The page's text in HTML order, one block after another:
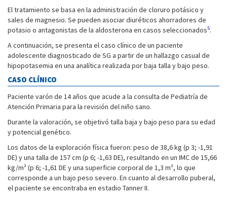
El tratamiento se basa en la administración de cloruro potásico y
sales de magnesio. Se pueden asociar diuréticos ahorradores de
potasio o antagonistas de la aldosterona en casos seleccionados5.
A continuación, se presenta el caso clínico de un paciente
adolescente diagnosticado de SG a partir de un hallazgo casual de
hipopotasemia en una analítica realizada por baja talla y bajo peso.
CASO CLÍNICO
Paciente varón de 14 años que acude a la consulta de Pediatría de
Atención Primaria para la revisión del niño sano.
Durante la valoración, se objetivó talla baja y bajo peso para su edad
y potencial genético.
Los datos de la exploración física fueron: peso de 38,6 kg (p 3; -1,91
DE) y una talla de 157 cm (p 6; -1,63 DE), resultando en un IMC de 15,66
kg/m² (p 6; -1,61 DE y una superficie corporal de 1,3 m², lo que
corresponde a un bajo peso severo. En cuanto al desarrollo puberal,
el paciente se encontraba en estadio Tanner II.